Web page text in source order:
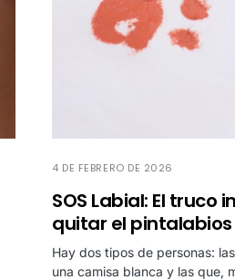
4 DE FEBRERO DE 2026
SOS Labial: El truco
quitar el
Hay dos tipos de personas:
una camisa blanca y las que,